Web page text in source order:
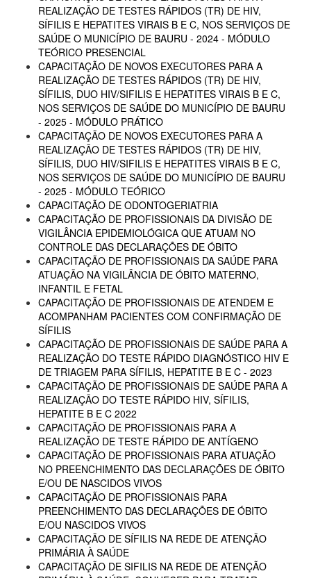
REALIZAÇÃO DE TESTES RÁPIDOS (TR) DE HIV,
SÍFILIS E HEPATITES VIRAIS B E C, NOS SERVIÇOS DE
SAÚDE O MUNICÍPIO DE BAURU - 2024 - MÓDULO
TEÓRICO PRESENCIAL
CAPACITAÇÃO DE NOVOS EXECUTORES PARA A
REALIZAÇÃO DE TESTES RÁPIDOS (TR) DE HIV,
SÍFILIS, DUO HIV/SIFILIS E HEPATITES VIRAIS B E C,
NOS SERVIÇOS DE SAÚDE DO MUNICÍPIO DE BAURU
- 2025 - MÓDULO PRÁTICO
CAPACITAÇÃO DE NOVOS EXECUTORES PARA A
REALIZAÇÃO DE TESTES RÁPIDOS (TR) DE HIV,
SÍFILIS, DUO HIV/SIFILIS E HEPATITES VIRAIS B E C,
NOS SERVIÇOS DE SAÚDE DO MUNICÍPIO DE BAURU
- 2025 - MÓDULO TEÓRICO
CAPACITAÇÃO DE ODONTOGERIATRIA
CAPACITAÇÃO DE PROFISSIONAIS DA DIVISÃO DE
VIGILÂNCIA EPIDEMIOLÓGICA QUE ATUAM NO
CONTROLE DAS DECLARAÇÕES DE ÓBITO
CAPACITAÇÃO DE PROFISSIONAIS DA SAÚDE PARA
ATUAÇÃO NA VIGILÂNCIA DE ÓBITO MATERNO,
INFANTIL E FETAL
CAPACITAÇÃO DE PROFISSIONAIS DE ATENDEM E
ACOMPANHAM PACIENTES COM CONFIRMAÇÃO DE
SÍFILIS
CAPACITAÇÃO DE PROFISSIONAIS DE SAÚDE PARA A
REALIZAÇÃO DO TESTE RÁPIDO DIAGNÓSTICO HIV E
DE TRIAGEM PARA SÍFILIS, HEPATITE B E C - 2023
CAPACITAÇÃO DE PROFISSIONAIS DE SAÚDE PARA A
REALIZAÇÃO DO TESTE RÁPIDO HIV, SÍFILIS,
HEPATITE B E C 2022
CAPACITAÇÃO DE PROFISSIONAIS PARA A
REALIZAÇÃO DE TESTE RÁPIDO DE ANTÍGENO
CAPACITAÇÃO DE PROFISSIONAIS PARA ATUAÇÃO
NO PREENCHIMENTO DAS DECLARAÇÕES DE ÓBITO
E/OU DE NASCIDOS VIVOS
CAPACITAÇÃO DE PROFISSIONAIS PARA
PREENCHIMENTO DAS DECLARAÇÕES DE ÓBITO
E/OU NASCIDOS VIVOS
CAPACITAÇÃO DE SÍFILIS NA REDE DE ATENÇÃO
PRIMÁRIA À SAÚDE
CAPACITAÇÃO DE SIFILIS NA REDE DE ATENÇÃO